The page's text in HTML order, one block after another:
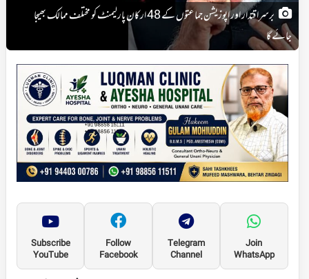
برسراقتدار اور اپوزیشن جماعتوں کے 48 ارکان پارلیمنٹ کو مختلف ممالک بھیجا
جائے گا
Join
WhatsApp
Telegram
Channel
Follow
Facebook
Subscribe
YouTube